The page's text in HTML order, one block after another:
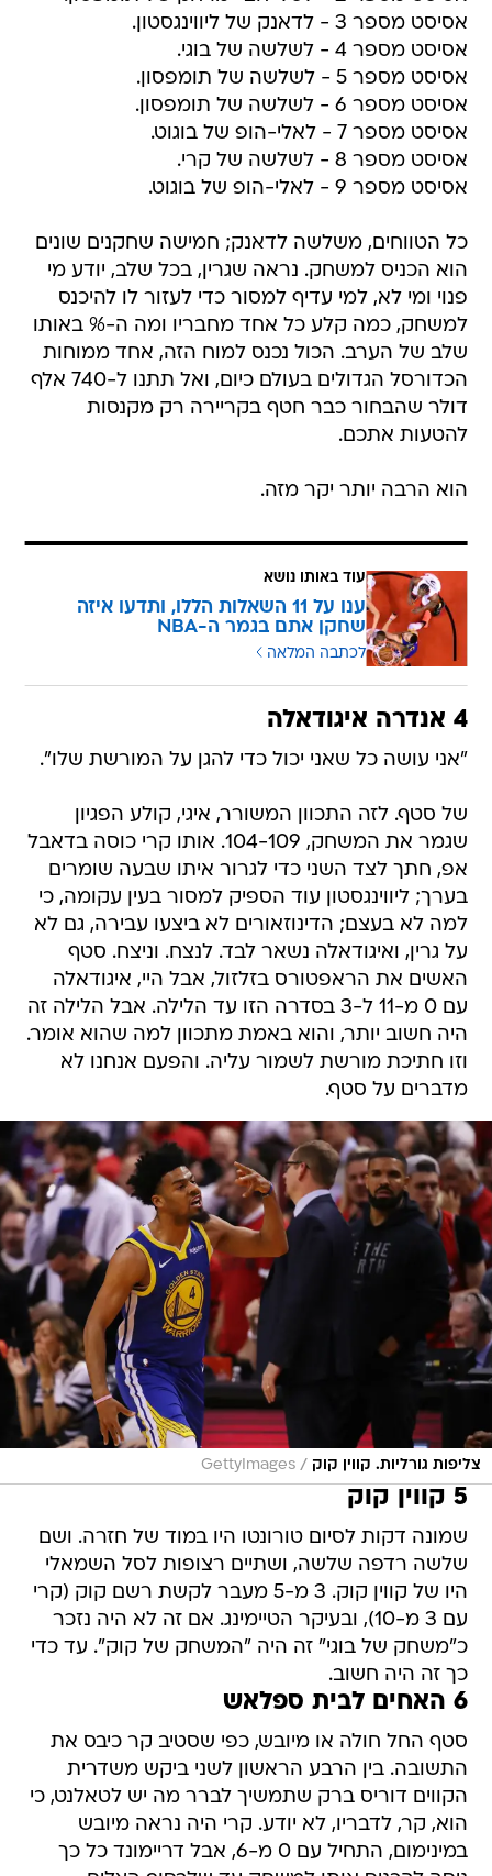
אסיסט מספר 3 - לדאנק של ליווינגסטון.
אסיסט מספר 4 - לשלשה של בוגי.
אסיסט מספר 5 - לשלשה של תומפסון.
אסיסט מספר 6 - לשלשה של תומפסון.
אסיסט מספר 7 - לאלי-הופ של בוגוט.
אסיסט מספר 8 - לשלשה של קרי.
אסיסט מספר 9 - לאלי-הופ של בוגוט.
כל הטווחים, משלשה לדאנק; חמישה שחקנים שונים
הוא הכניס למשחק. נראה שגרין, בכל שלב, יודע מי
פנוי ומי לא, למי עדיף למסור כדי לעזור לו להיכנס
למשחק, כמה קלע כל אחד מחבריו ומה ה-% באותו
שלב של הערב. הכול נכנס למוח הזה, אחד ממוחות
הכדורסל הגדולים בעולם כיום, ואל תתנו ל-740 אלף
דולר שהבחור כבר חטף בקריירה רק מקנסות
להטעות אתכם.
הוא הרבה יותר יקר מזה.
עוד באותו נושא
ענו על 11 השאלות הללו, ותדעו איזה
שחקן אתם בגמר ה-NBA
לכתבה המלאה
4 אנדרה איגודאלה
"אני עושה כל שאני יכול כדי להגן על המורשת שלו".
של סטף. לזה התכוון המשורר, איגי, קולע הפגיון
שגמר את המשחק, 104-109. אותו קרי כוסה בדאבל
אפ, חתך לצד השני כדי לגרור איתו שבעה שומרים
בערך; ליווינגסטון עוד הספיק למסור בעין עקומה, כי
למה לא בעצם; הדינוזאורים לא ביצעו עבירה, גם לא
על גרין, ואיגודאלה נשאר לבד. לנצח. וניצח. סטף
האשים את הראפטורס בזלזול, אבל היי, איגודאלה
עם 0 מ-11 ל-3 בסדרה הזו עד הלילה. אבל הלילה זה
היה חשוב יותר, והוא באמת מתכוון למה שהוא אומר.
וזו חתיכת מורשת לשמור עליה. והפעם אנחנו לא
מדברים על סטף.
צליפות גורליות. קווין קוק /
GettyImages
5 קווין קוק
שמונה דקות לסיום טורונטו היו במוד של חזרה. ושם
שלשה רדפה שלשה, ושתיים רצופות לסל השמאלי
היו של קווין קוק. 3 מ-5 מעבר לקשת רשם קוק (קרי
עם 3 מ-10), ובעיקר הטיימינג. אם זה לא היה נזכר
כ"משחק של בוגי" זה היה "המשחק של קוק". עד כדי
כך זה היה חשוב.
6 האחים לבית ספלאש
סטף החל חולה או מיובש, כפי שסטיב קר כיבס את
התשובה. בין הרבע הראשון לשני ביקש משדרית
הקווים דוריס ברק שתמשיך לברר מה יש לטאלנט, כי
הוא, קר, לדבריו, לא יודע. קרי היה נראה מיובש
במינימום, התחיל עם 0 מ-6, אבל דריימונד כל כך